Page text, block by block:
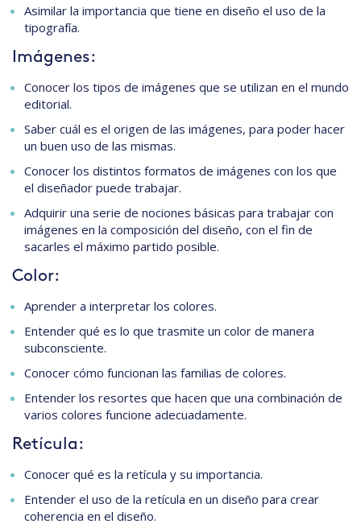
Asimilar la importancia que tiene en diseño el uso de la
tipografía.
Imágenes:
Conocer los tipos de imágenes que se utilizan en el mundo
editorial.
Saber cuál es el origen de las imágenes, para poder hacer
un buen uso de las mismas.
Conocer los distintos formatos de imágenes con los que
el diseñador puede trabajar.
Adquirir una serie de nociones básicas para trabajar con
imágenes en la composición del diseño, con el fin de
sacarles el máximo partido posible.
Color:
Aprender a interpretar los colores.
Entender qué es lo que trasmite un color de manera
subconsciente.
Conocer cómo funcionan las familias de colores.
Entender los resortes que hacen que una combinación de
varios colores funcione adecuadamente.
Retícula:
Conocer qué es la retícula y su importancia.
Entender el uso de la retícula en un diseño para crear
coherencia en el diseño.